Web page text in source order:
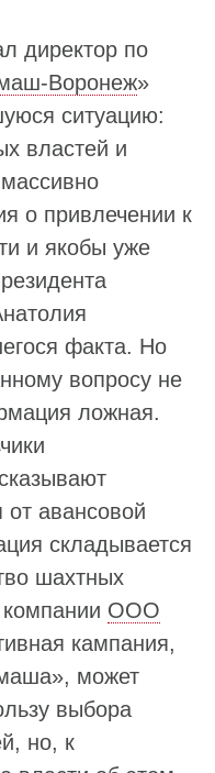
директор по
Воронеж»
ситуацию:
властей и
о привлечении к
и якобы уже
факта. Но
вопросу не
ложная.
от авансовой
складывается
шахтных
ООО
кампания,
может
выбора
но, к